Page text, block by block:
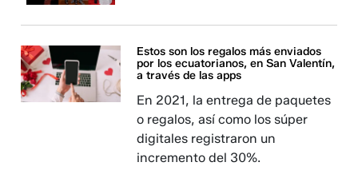
Estos son los regalos más enviados
por los ecuatorianos, en San Valentín,
a través de las apps
En 2021, la entrega de paquetes
o regalos, así como los súper
digitales registraron un
incremento del 30%.